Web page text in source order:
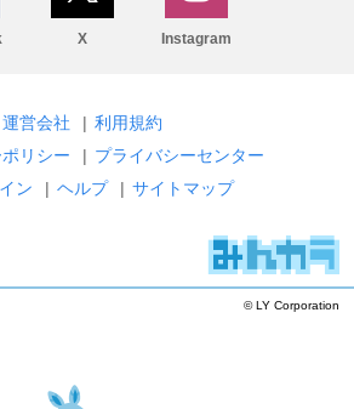
X Instagram
運営会社 | 利用規約
リシー
| プライバシーセンター
ン
| ヘルプ | サイトマップ
© LY Corporation